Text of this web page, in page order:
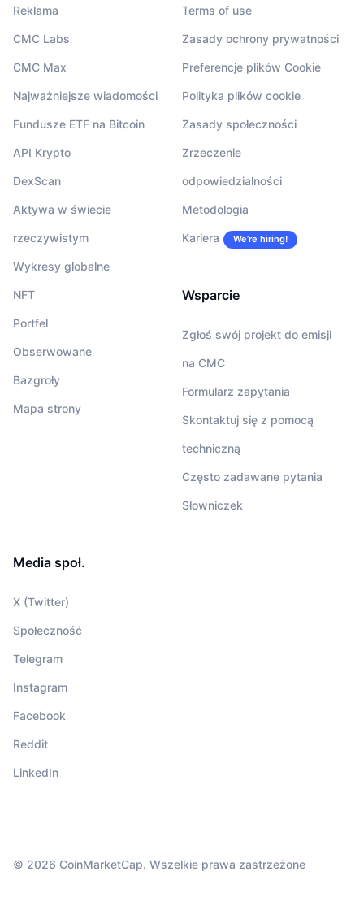
Reklama
CMC Labs
CMC Max
Najważniejsze wiadomości
Fundusze ETF na Bitcoin
API Krypto
DexScan
Aktywa w świecie
rzeczywistym
Wykresy globalne
NFT
Portfel
Obserwowane
Bazgroły
Mapa strony
Terms of use
Zasady ochrony prywatności
Preferencje plików Cookie
Polityka plików cookie
Zasady społeczności
Zrzeczenie
odpowiedzialności
Metodologia
Kariera We’re hiring!
Wsparcie
Zgłoś swój projekt do emisji
na CMC
Formularz zapytania
Skontaktuj się z pomocą
techniczną
Często zadawane pytania
Słowniczek
Media społ.
X (Twitter)
Społeczność
Telegram
Instagram
Facebook
Reddit
LinkedIn
© 2026 CoinMarketCap. Wszelkie prawa zastrzeżone